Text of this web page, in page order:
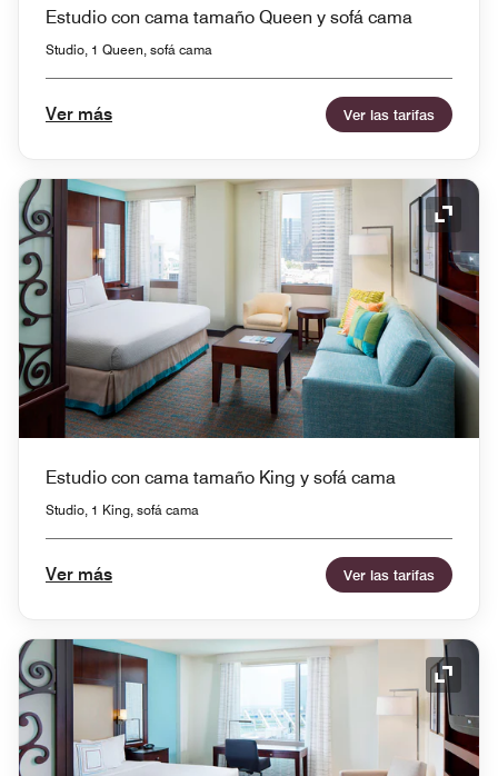
Estudio con cama tamaño Queen y sofá cama
Studio, 1 Queen, sofá cama
Ver más Ver las tarifas
Icono
Estudio con cama tamaño King y sofá cama
Studio, 1 King, sofá cama
Ver más Ver las tarifas
Icono